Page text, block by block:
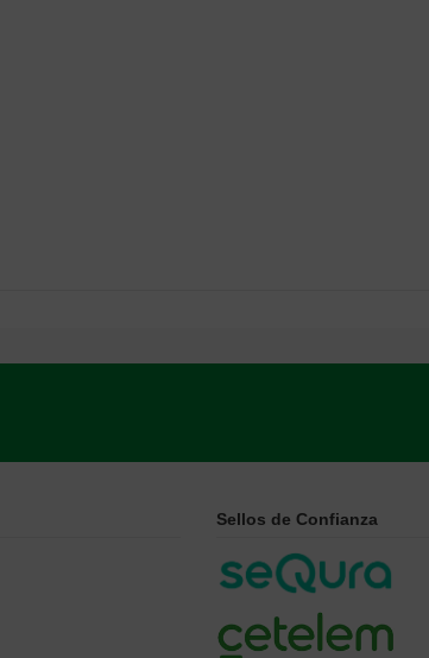
Sellos de Confianza